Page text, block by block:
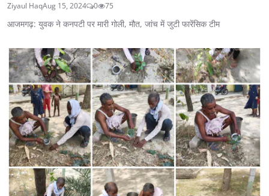
Ziyaul HaqAug 15, 2024 0 75
आजमगढ़: युवक ने कनपटी पर मारी गोली, मौत, जांच में जुटी फारेंसिक टीम